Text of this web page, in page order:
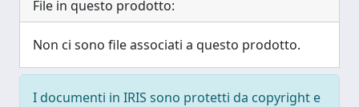
File in questo prodotto:
Non ci sono file associati a questo prodotto.
I documenti in IRIS sono protetti da copyright e